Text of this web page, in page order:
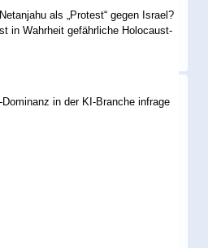
als „Protest“ gegen Israel?
in Wahrheit gefährliche Holocaust-